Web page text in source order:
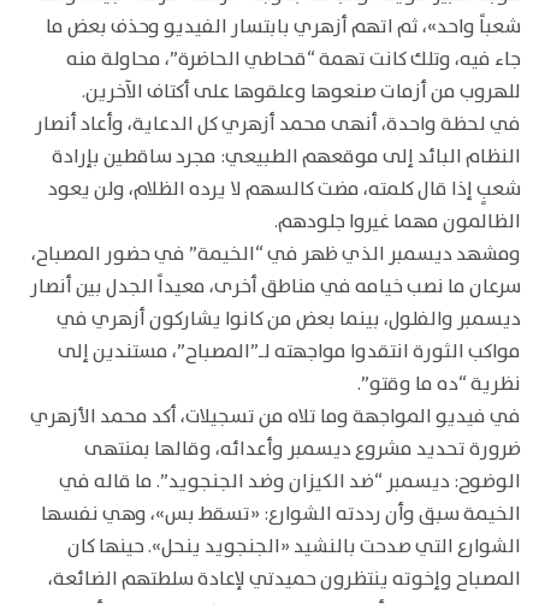
شعباً واحد»، ثم اتهم أزهري بابتسار الفيديو وحذف بعض ما
جاء فيه، وتلك كانت تهمة “قحاطي الحاضرة”، محاولة منه
للهروب من أزمات صنعوها وعلقوها على أكتاف الآخرين.
في لحظة واحدة، أنهى محمد أزهري كل الدعاية، وأعاد أنصار
النظام البائد إلى موقعهم الطبيعي: مجرد ساقطين بإرادة
شعبٍ إذا قال كلمته، مضت كالسهم لا يرده الظلام، ولن يعود
الظالمون مهما غيروا جلودهم.
ومشهد ديسمبر الذي ظهر في “الخيمة” في حضور المصباح،
سرعان ما نصب خيامه في مناطق أخرى، معيداً الجدل بين أنصار
ديسمبر والفلول، بينما بعض من كانوا يشاركون أزهري في
مواكب الثورة انتقدوا مواجهته لـ”المصباح”، مستندين إلى
نظرية “ده ما وقتو”.
في فيديو المواجهة وما تلاه من تسجيلات، أكد محمد الأزهري
ضرورة تحديد مشروع ديسمبر وأعدائه، وقالها بمنتهى
الوضوح: ديسمبر “ضد الكيزان وضد الجنجويد”. ما قاله في
الخيمة سبق وأن رددته الشوارع: «تسقط بس»، وهي نفسها
الشوارع التي صدحت بالنشيد «الجنجويد ينحل». حينها كان
المصباح وإخوته ينتظرون حميدتي لإعادة سلطتهم الضائعة،